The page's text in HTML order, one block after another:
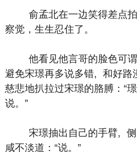
俞孟北在一边笑得差点拍
察觉，生生忍住了。
他看见他言哥的脸色可谓
避免宋璟再多说多错, 和好路
慈悲地扒拉过宋璟的胳膊：“
说。”
宋璟抽出自己的手臂, 侧
咸不淡道：“说。”